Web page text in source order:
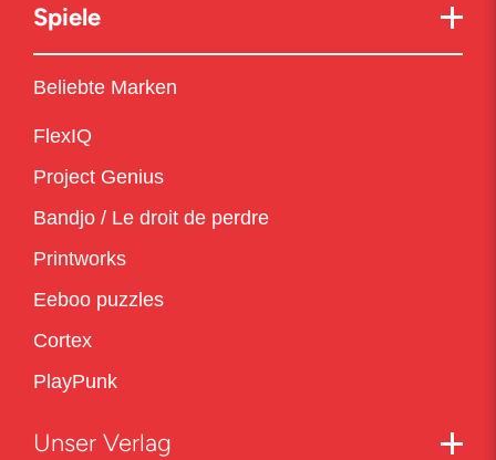
Spiele
Beliebte Marken
FlexIQ
Project Genius
Bandjo / Le droit de perdre
Printworks
Eeboo puzzles
Cortex
PlayPunk
Unser Verlag